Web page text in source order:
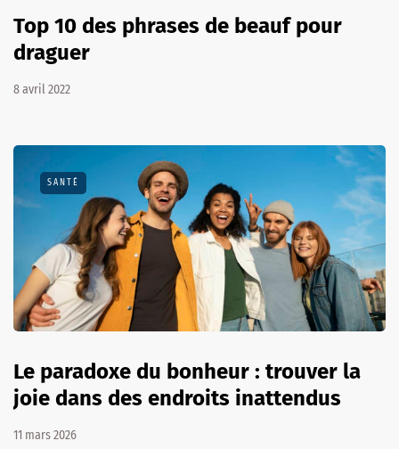
Top 10 des phrases de beauf pour
draguer
8 avril 2022
SANTÉ
Le paradoxe du bonheur : trouver la
joie dans des endroits inattendus
11 mars 2026